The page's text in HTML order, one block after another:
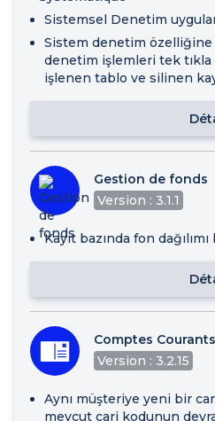
Sistemsel Denetim
Sistem denetim özelliğine
denetim işlemleri tek tıkla
işlenen tablo ve silinen
Gestion de fonds
Version : 3.1.1
Kayıt bazında fon
Comptes Courants
Version : 3.2.15
Aynı müşteriye yeni bir
mevcut cari kodunun